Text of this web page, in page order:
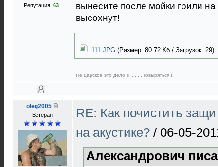
Репутация: 63
вынесите после мойки грили
высохнут!
111.JPG(Размер: 80.72 Кб / Загрузок: 29)
Не царское это дело в ........ ковыряться!!!
oleg2005
Ветеран
RE: Как почистить
на акустике? / 06-05-
Александрович